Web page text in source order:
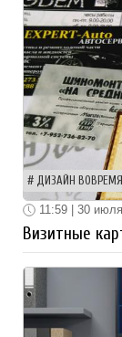
ДИЗАЙН ВОВРЕМЯ
11:59 | 30 июля
Визитные